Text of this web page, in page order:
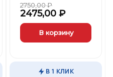
2750,00₽
2475,00₽
В корзину
В 1 КЛИК